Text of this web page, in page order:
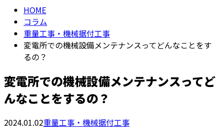
HOME
コラム
重量工事・機械据付工事
変電所での機械設備メンテナンスってどんなことをす
るの？
変電所での機械設備メンテナンスってど
んなことをするの？
2024.01.02重量工事・機械据付工事